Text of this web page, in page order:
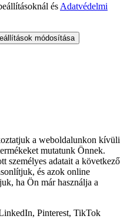
és Adatvédelmi
módosítása
a weboldalunkon kívüli
mutatunk Önnek.
személyes adatait a következő
és azok online
ha Ön már használja a
Pinterest, TikTok